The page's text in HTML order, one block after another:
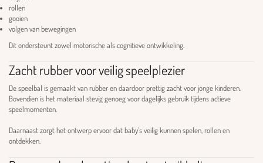
rollen
gooien
volgen van bewegingen
Dit ondersteunt zowel motorische als cognitieve ontwikkeling.
Zacht rubber voor veilig speelplezier
De speelbal is gemaakt van rubber en daardoor prettig zacht voor jonge kinderen.
Bovendien is het materiaal stevig genoeg voor dagelijks gebruik tijdens actieve
speelmomenten.
Daarnaast zorgt het ontwerp ervoor dat baby’s veilig kunnen spelen, rollen en
ontdekken.